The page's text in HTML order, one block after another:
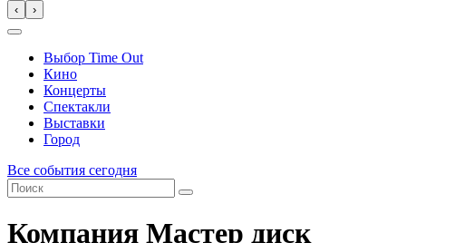
‹ ›
Выбор Time Out
Кино
Концерты
Спектакли
Выставки
Город
Все события сегодня
Компания Мастер диск